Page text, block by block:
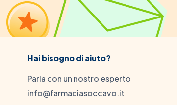
Hai bisogno di aiuto?
Parla con un nostro esperto
info@farmaciasoccavo.it